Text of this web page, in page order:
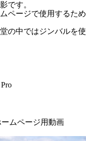
です。
ページで使用するため
の中ではジンバルを使
ムページ用動画